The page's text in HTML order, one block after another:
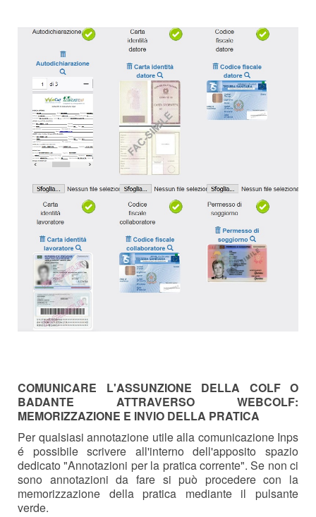
COMUNICARE L'ASSUNZIONE DELLA COLF O
BADANTE ATTRAVERSO WEBCOLF:
MEMORIZZAZIONE E INVIO DELLA PRATICA
Per qualsiasi annotazione utile alla comunicazione Inps
é possibile scrivere all'interno dell'apposito spazio
dedicato "Annotazioni per la pratica corrente". Se non ci
sono annotazioni da fare si può procedere con la
memorizzazione della pratica mediante il pulsante
verde.